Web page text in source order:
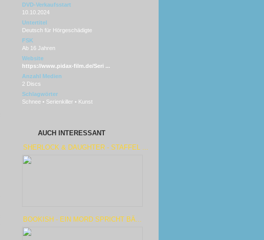
DVD-Verkaufsstart
10.10.2024
Untertitel
Deutsch für Hörgeschädigte
FSK
Ab 16 Jahren
Website
https://www.pidax-film.de/Seri ...
Anzahl Medien
2 Discs
Schlagwörter
Schnee • Serienkiller • Kunst
AUCH INTERESSANT
SHERLOCK & DAUGHTER - STAFFEL ...
BOOKISH - EIN MORD SPRICHT BÄ...